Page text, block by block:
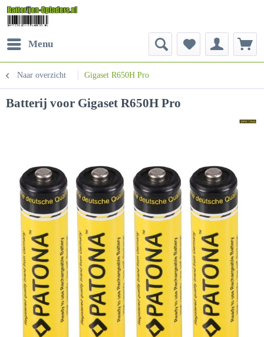
Menu
Naar overzicht Gigaset R650H Pro
Batterij voor Gigaset R650H Pro